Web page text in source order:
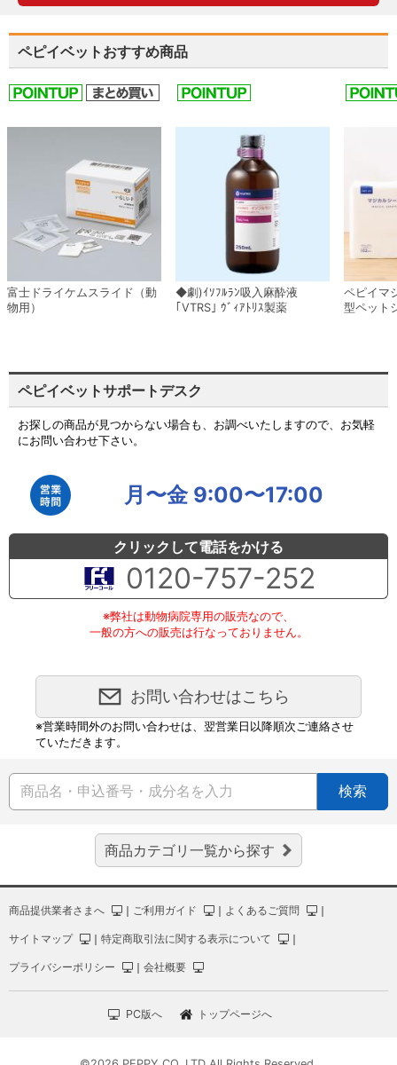
ペピイベットおすすめ商品
富士ドライケムスライド（動
物用）
◆劇)ｲｿﾌﾙﾗﾝ吸入麻酔液
｢VTRS｣ ｳﾞｨｱﾄﾘｽ製薬
ペピイマ
型ペット
ペピイベットサポートデスク
お探しの商品が見つからない場合も、お調べいたしますので、お気軽
にお問い合わせ下さい。
月〜金 9:00〜17:00
クリックして電話をかける
0120-757-252
※弊社は動物病院専用の販売なので、
一般の方への販売は行なっておりません。
お問い合わせはこちら
※営業時間外のお問い合わせは、翌営業日以降順次ご連絡させ
ていただきます。
検索
商品カテゴリ一覧から探す
商品提供業者さまへ ｜ ご利用ガイド ｜ よくあるご質問 ｜
サイトマップ ｜ 特定商取引法に関する表示について ｜
プライバシーポリシー ｜ 会社概要
PC版へ トップページへ